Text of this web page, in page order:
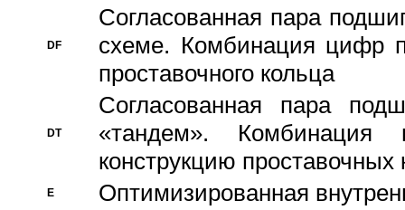
DF
Согласованная пара
схеме. Комбинация цифр
проставочного кольца
DT
Согласованная пара
«тандем».
конструкцию проставочных
E
Оптимизированная